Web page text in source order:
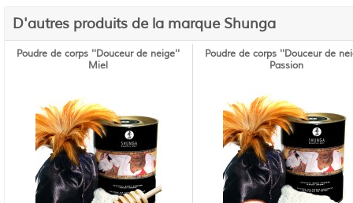
D'autres produits de la marque Shunga
Poudre de corps ''Douceur de neige''
Miel
Poudre de corps ''Douceur de
Passion